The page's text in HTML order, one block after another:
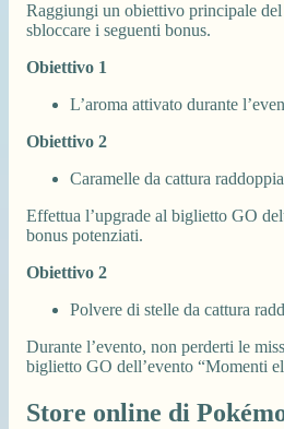
Raggiungi un obiettivo principale
sbloccare i seguenti bonus.
Obiettivo 1
L’aroma attivato durante
Obiettivo 2
Caramelle da cattura
Effettua l’upgrade al biglietto GO
bonus potenziati.
Obiettivo 2
Polvere di stelle da cattura
Durante l’evento, non perderti le
biglietto GO dell’evento “Momenti
Store online di